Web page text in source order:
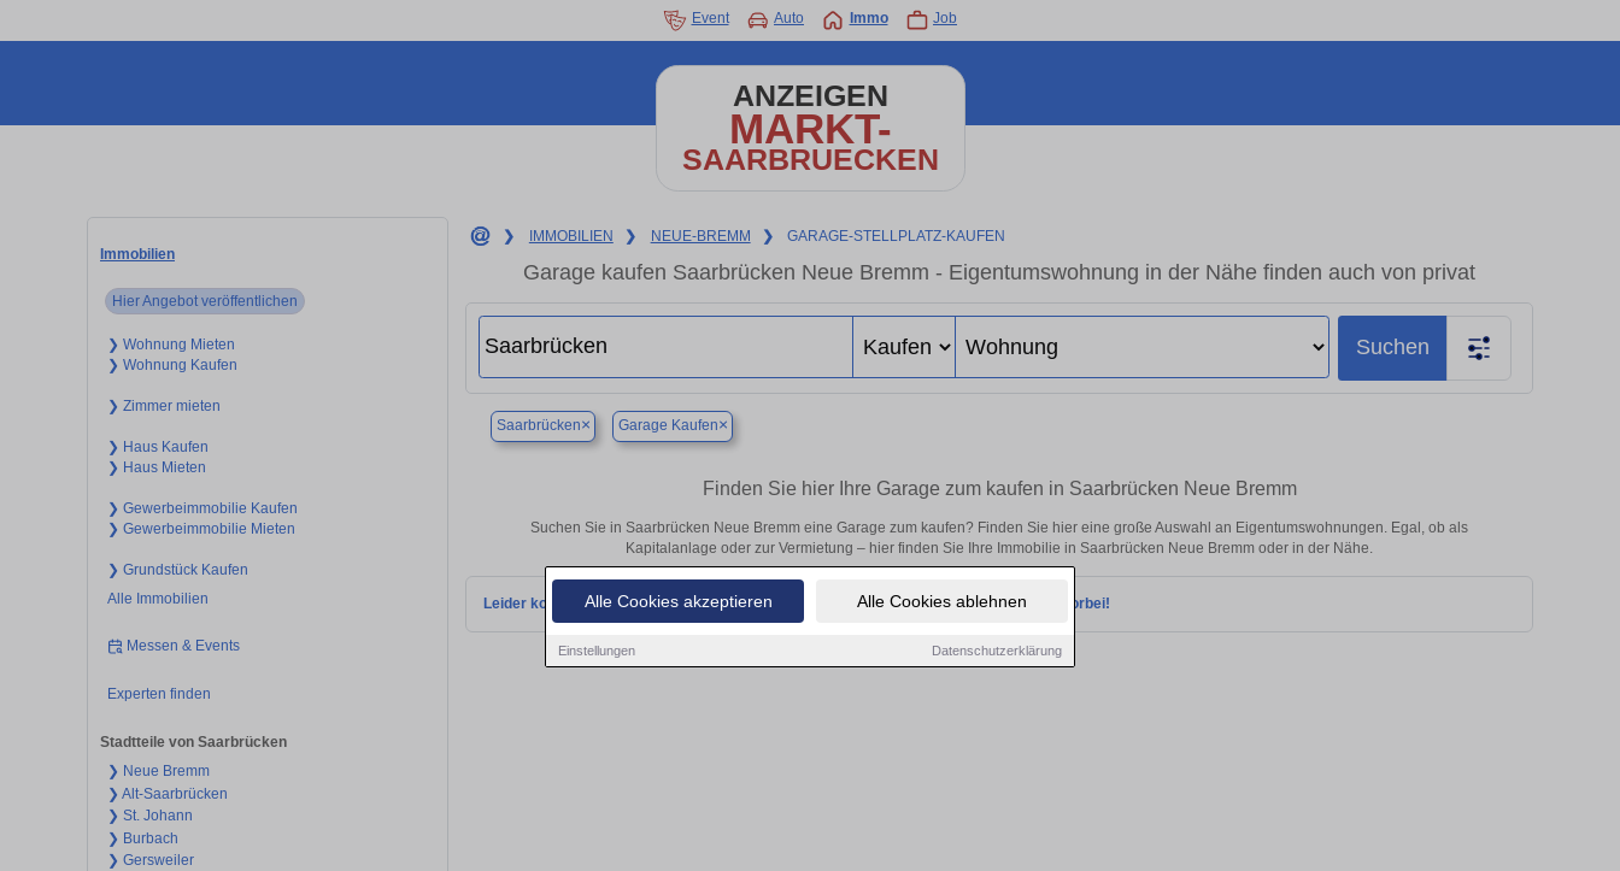
Alle Cookies akzeptieren Alle Cookies ablehnen
Einstellungen Datenschutzerklärung
Event Auto Immo Job
ANZEIGEN
MARKT-
SAARBRUECKEN
Immobilien
Hier Angebot veröffentlichen
❯ Wohnung Mieten
❯ Wohnung Kaufen
❯ Zimmer mieten
❯ Haus Kaufen
❯ Haus Mieten
❯ Gewerbeimmobilie Kaufen
❯ Gewerbeimmobilie Mieten
❯ Grundstück Kaufen
Alle Immobilien
Messen & Events
Experten finden
Stadtteile von Saarbrücken
❯ Neue Bremm
❯ Alt-Saarbrücken
❯ St. Johann
❯ Burbach
❯ Gersweiler
❯ IMMOBILIEN ❯ NEUE-BREMM ❯ GARAGE-STELLPLATZ-KAUFEN
Garage kaufen Saarbrücken Neue Bremm - Eigentumswohnung in der Nähe finden auch von privat
Suchen
Saarbrücken× Garage Kaufen×
Finden Sie hier Ihre Garage zum kaufen in Saarbrücken Neue Bremm
Suchen Sie in Saarbrücken Neue Bremm eine Garage zum kaufen? Finden Sie hier eine große Auswahl an Eigentumswohnungen. Egal, ob als
Kapitalanlage oder zur Vermietung – hier finden Sie Ihre Immobilie in Saarbrücken Neue Bremm oder in der Nähe.
Leider konnten wir derzeit keine passenden Objekte finden. Schauen Sie bald wieder vorbei!